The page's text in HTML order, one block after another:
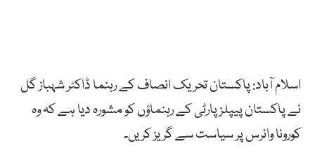
اسلام آباد: پاکستان تحریک انصاف کے رہنما ڈاکٹر شہباز گل
نے پاکستان پیپلزپارٹی کے رہنماؤں کو مشورہ دیا ہے کہ وہ
کورونا وائرس پر سیاست سے گریز کریں۔